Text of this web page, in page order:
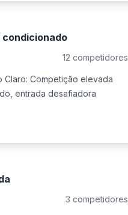
condicionado
12 competidores
Claro: Competição elevada
entrada desafiadora
3 competidores